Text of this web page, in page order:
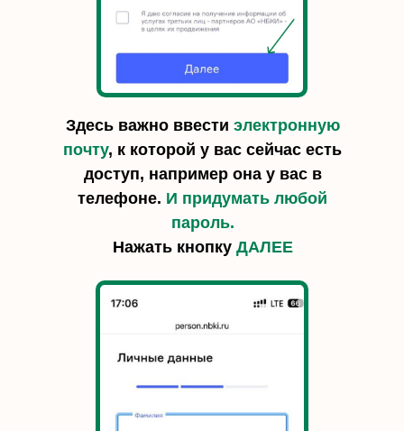
Здесь важно ввести электронную
почту, к которой у вас сейчас есть
доступ, например она у вас в
телефоне. И придумать любой
пароль.
Нажать кнопку ДАЛЕЕ